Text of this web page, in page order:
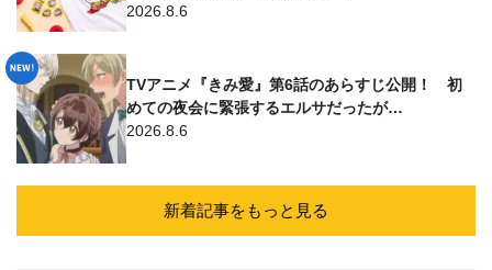
2026.8.6
TVアニメ『きみ愛』第6話のあらすじ公開！ 初
めての夜会に緊張するエルサだったが…
2026.8.6
新着記事をもっと見る